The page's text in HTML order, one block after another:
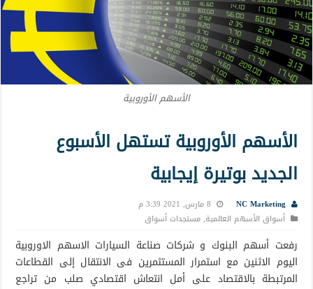
الأسهم الأوروبية
الأسهم الأوروبية تستهل الأسبوع
الجديد بوتيرة إيجابية
NC Marketing
8 مارس, 2021 3:39 م
أسواق الأسهم العالمية,مستجدات أسواق
رفعت أسهم البنوك و شركات صناعة السيارات الاسهم الاوروبية
اليوم الاثنين مع استمرار المستثمرين فى الانتقال إلى القطاعات
المرتبطة بالاقتصاد على أمل انتعاش اقتصادي صلب من تراجع